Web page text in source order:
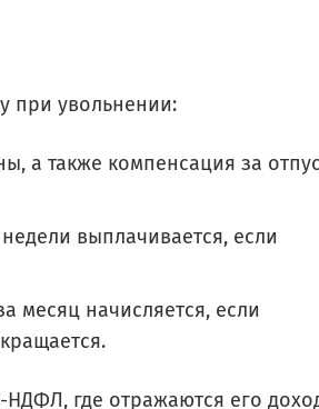
при увольнении:
а также компенсация за
выплачивается, если
месяц начисляется, если
НДФЛ, где отражаются его